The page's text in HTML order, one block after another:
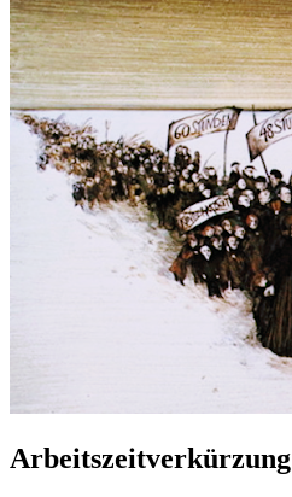
Arbeitszeitverkürzung